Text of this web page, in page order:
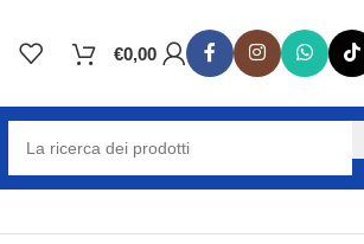
€0,00